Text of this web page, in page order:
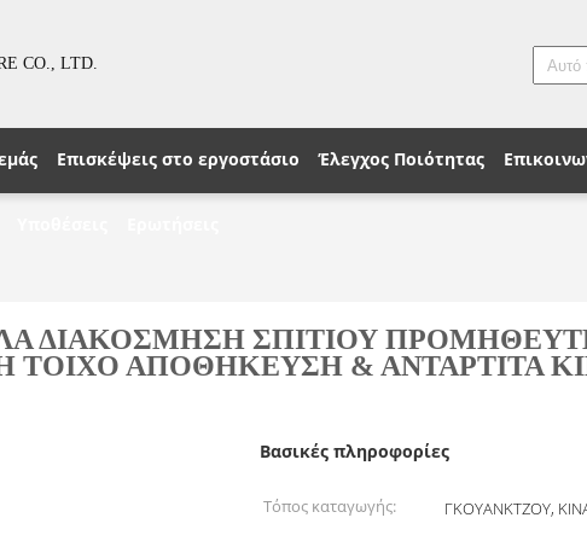
CO., LTD.
Επισκέψεις στο εργοστάσιο Έλεγχος Ποιότητας
ΔΙΑΚΟΣΜΗΣΗ ΣΠΙΤΙΟΥ
ΤΟΙΧΟ ΑΠΟΘΗΚΕΥΣΗ & ΑΝΤΑΡΤΙΤΑ
Βασικές πληροφορίες
Τόπος καταγωγής:
ΓΚΟΥΑΝΚΤΖΟΥ,